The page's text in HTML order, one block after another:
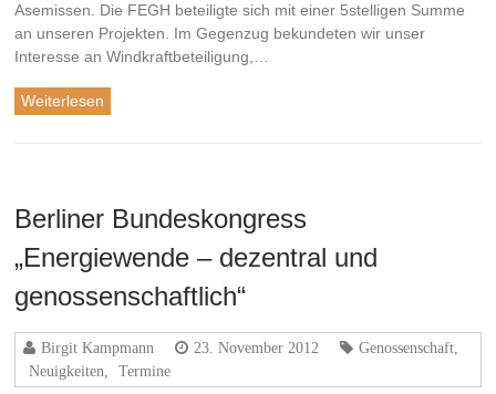
Asemissen. Die FEGH beteiligte sich mit einer 5stelligen Summe
an unseren Projekten. Im Gegenzug bekundeten wir unser
Interesse an Windkraftbeteiligung,…
Weiterlesen
Berliner Bundeskongress
„Energiewende – dezentral und
genossenschaftlich“
Birgit Kampmann 23. November 2012 Genossenschaft
Neuigkeiten
Termine